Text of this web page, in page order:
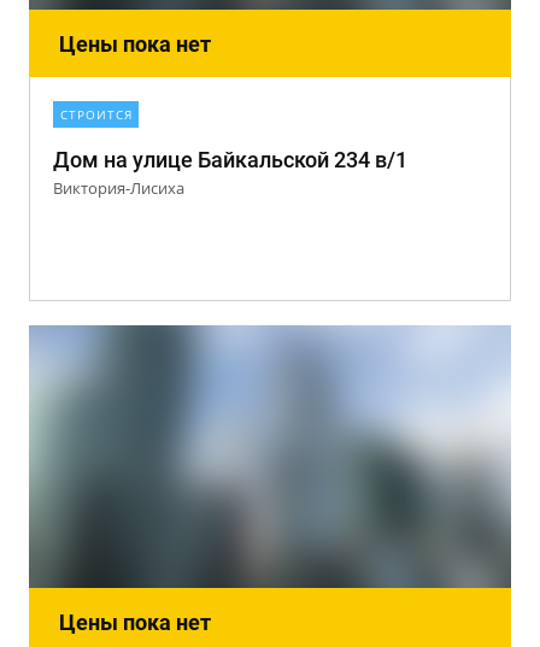
Цены пока нет
СТРОИТСЯ
Дом на улице Байкальской 234 в/1
Виктория-Лисиха
Цены пока нет